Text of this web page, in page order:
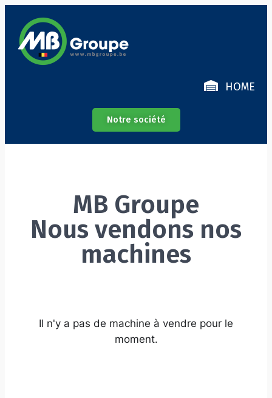
HOME
Notre société
MB Groupe
Nous vendons nos
machines
Il n'y a pas de machine à vendre pour le
moment.